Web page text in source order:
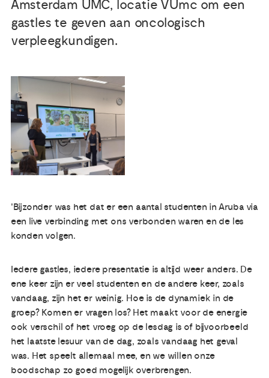
Nieuws
Publicaties
Ervaringsdeskundigheid
Over ons
Amsterdam UMC, locatie VUmc om een
gastles te geven aan oncologisch
verpleegkundigen.
'Bijzonder was het dat er een aantal studenten in Aruba via
een live verbinding met ons verbonden waren en de les
konden volgen.
Iedere gastles, iedere presentatie is altijd weer anders. De
ene keer zijn er veel studenten en de andere keer, zoals
vandaag, zijn het er weinig. Hoe is de dynamiek in de
groep? Komen er vragen los? Het maakt voor de energie
ook verschil of het vroeg op de lesdag is of bijvoorbeeld
het laatste lesuur van de dag, zoals vandaag het geval
was. Het speelt allemaal mee, en we willen onze
boodschap zo goed mogelijk overbrengen.